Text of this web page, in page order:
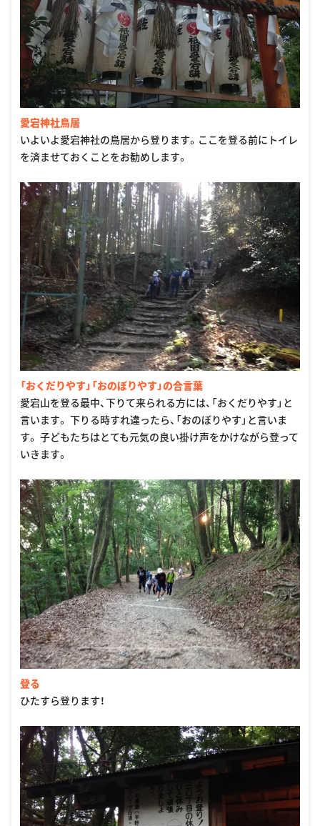
愛宕神社鳥居
いよいよ愛宕神社の鳥居から登ります。ここを登る前にトイレ
を済ませておくことをお勧めします。
「おくだりやす」「おのぼりやす」の合言葉
愛宕山を登る最中、下りて来られる方には、「おくだりやす」と
言います。 下りる時すれ違ったら、「おのぼりやす」と言いま
す。 子どもたちはとても元気の良い掛け声をかけながら登って
いきます。
登る
ひたすら登ります！